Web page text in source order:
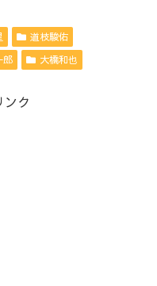
道枝駿佑
郎 大橋和也
ンク